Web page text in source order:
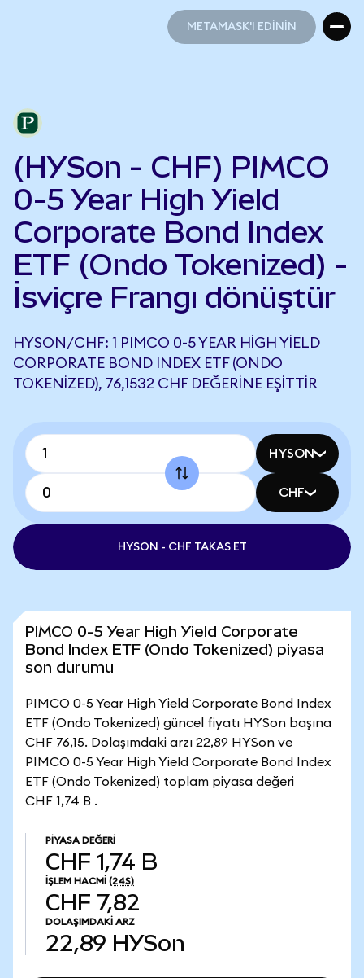
METAMASK'I EDİNİN
(HYSon - CHF) PIMCO
0-5 Year High Yield
Corporate Bond Index
ETF (Ondo Tokenized) -
İsviçre Frangı dönüştür
HYSON/CHF: 1 PIMCO 0-5 YEAR HIGH YIELD
CORPORATE BOND INDEX ETF (ONDO
TOKENIZED), 76,1532 CHF DEĞERINE EŞITTIR
HYSON
CHF
HYSON - CHF TAKAS ET
PIMCO 0-5 Year High Yield Corporate
Bond Index ETF (Ondo Tokenized) piyasa
son durumu
PIMCO 0-5 Year High Yield Corporate Bond Index
ETF (Ondo Tokenized) güncel fiyatı HYSon başına
CHF 76,15. Dolaşımdaki arzı 22,89 HYSon ve
PIMCO 0-5 Year High Yield Corporate Bond Index
ETF (Ondo Tokenized) toplam piyasa değeri
CHF 1,74 B .
PIYASA DEĞERI
CHF 1,74 B
İŞLEM HACMI (24S)
CHF 7,82
DOLAŞIMDAKI ARZ
22,89 HYSon